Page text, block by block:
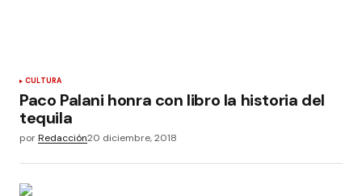
CULTURA
Paco Palani honra con libro la historia del
tequila
porRedacción20 diciembre, 2018